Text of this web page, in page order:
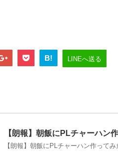
B! LINEへ送る
【朗報】朝飯にPLチャーハン
【朗報】朝飯にPLチャーハン作って